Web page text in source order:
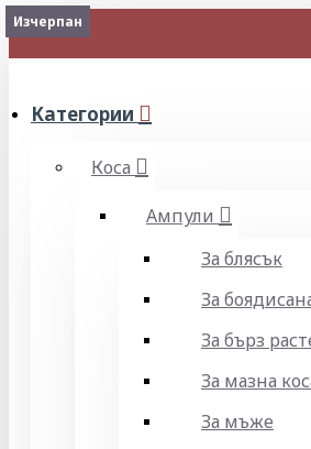
МЕНЮ
Категории
Коса
Ампули
За блясък
За
За бърз
За мазна
За мъже
Изчерпан
Изчерпан
Изчерпан
Изчерпан